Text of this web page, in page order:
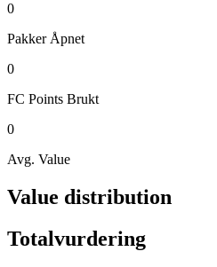
0
Pakker Åpnet
0
FC Points Brukt
0
Avg. Value
Value distribution
Totalvurdering